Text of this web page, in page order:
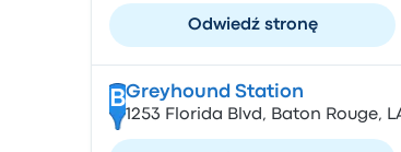
Odwiedź stronę
BGreyhound Station
1253 Florida Blvd, Baton Rouge,